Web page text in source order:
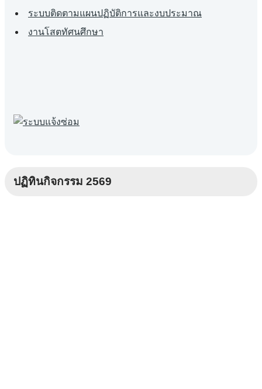
ระบบติดตามแผนปฏิบัติการและงบประมาณ
งานโสตทัศนศึกษา
ปฏิทินกิจกรรม 2569